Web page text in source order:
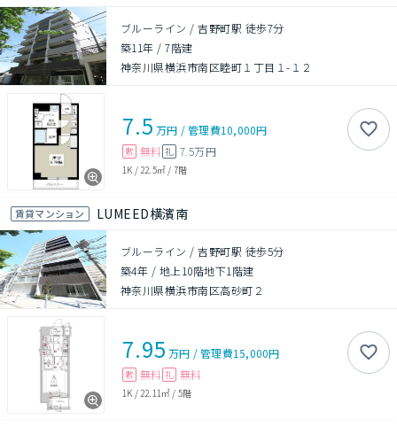
ブルーライン / 吉野町駅 徒歩7分
築11年 /7階建
神奈川県横浜市南区睦町１丁目１-１２
7.5 万円 /管理費10,000円
敷 無料 礼 7.5万円
1K / 22.5㎡ / 7階
賃貸マンション LUMEED横濱南
ブルーライン / 吉野町駅 徒歩5分
築4年 / 地上10階地下1階建
神奈川県横浜市南区高砂町２
7.95 万円 /管理費15,000円
敷 無料 礼 無料
1K / 22.11㎡ / 5階